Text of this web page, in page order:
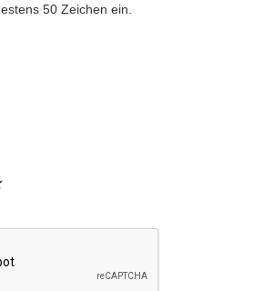
50 Zeichen ein.